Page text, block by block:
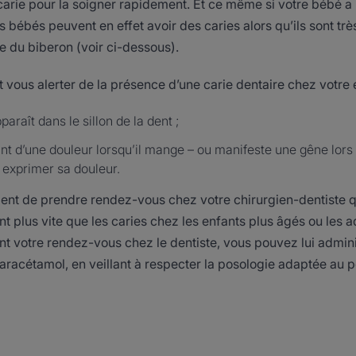
pour la soigner rapidement. Et ce même si votre bébé a
bébés peuvent en effet avoir des caries alors qu’ils sont
du biberon (voir ci-dessous).
vous alerter de la présence d’une carie dentaire chez votre
dans le sillon de la dent ;
d’une douleur lorsqu’il mange – ou manifeste une gêne lors
sa douleur.
de prendre rendez-vous chez votre chirurgien-dentiste
plus vite que les caries chez les enfants plus âgés ou les
votre rendez-vous chez le dentiste, vous pouvez lui
en veillant à respecter la posologie adaptée au